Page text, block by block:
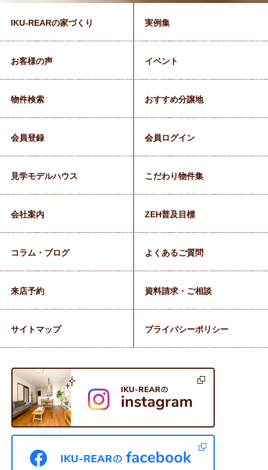
IKU-REARの家づくり 実例集
お客様の声 イベント
物件検索 おすすめ分譲地
会員登録 会員ログイン
見学モデルハウス こだわり物件集
会社案内 ZEH普及目標
コラム・ブログ よくあるご質問
来店予約 資料請求・ご相談
サイトマップ プライバシーポリシー